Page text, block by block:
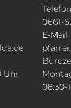
Uhr
Telefon
0661-
E-Mail
08:30-